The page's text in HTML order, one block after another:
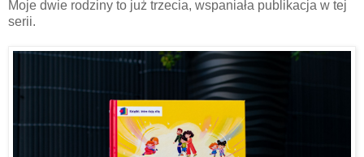
Moje dwie rodziny to już trzecia, wspaniała publikacja w tej
serii.